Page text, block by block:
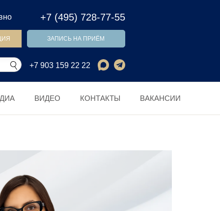
+7 (495) 728-77-55
ЗАПИСЬ НА ПРИЁМ
+7 903 159 22 22
ВИДЕО КОНТАКТЫ ВАКАНСИИ